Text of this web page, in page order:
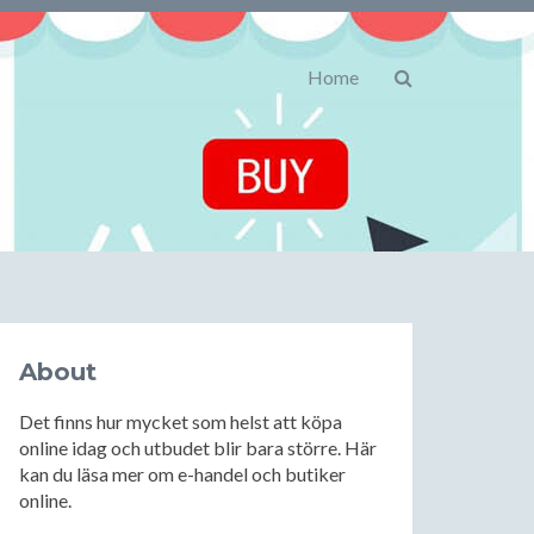
Home
About
Det finns hur mycket som helst att köpa
online idag och utbudet blir bara större. Här
kan du läsa mer om e-handel och butiker
online.